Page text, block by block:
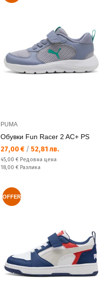
PUMA
Обувки Fun Racer 2 AC+ PS
Текуща цена:
27,00 € / 52,81 лв.
Редовна цена:
45,00 € Редовна цена
Спестявате:
18,00 € Разлика
OFFER